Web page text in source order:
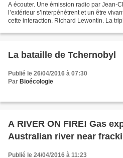
A écouter. Une émission radio par Jean-
l’extérieur s’interpénètrent et un être
cette interaction. Richard Lewontin. La
La bataille de Tchernobyl
Publié le 26/04/2016 à 07:30
Par Bioécologie
A RIVER ON FIRE! Gas
Australian river near
Publié le 24/04/2016 à 11:23